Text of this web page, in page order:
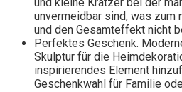
unvermeidbar sind, was zum
und den Gesamteffekt nicht
Perfektes Geschenk.
Skulptur für die
inspirierendes Element
Geschenkwahl für Familie